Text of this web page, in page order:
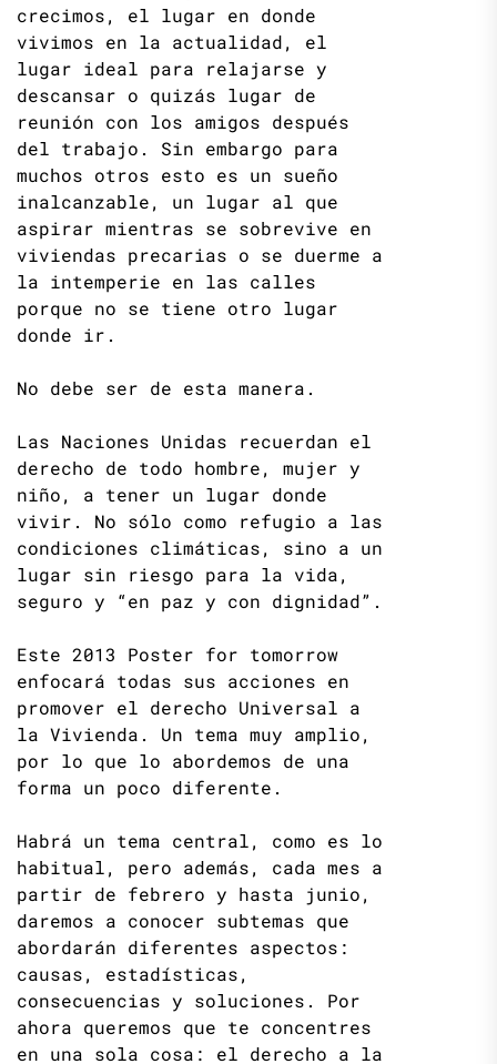
crecimos, el lugar en donde
vivimos en la actualidad, el
lugar ideal para relajarse y
descansar o quizás lugar de
reunión con los amigos después
del trabajo. Sin embargo para
muchos otros esto es un sueño
inalcanzable, un lugar al que
aspirar mientras se sobrevive en
viviendas precarias o se duerme a
la intemperie en las calles
porque no se tiene otro lugar
donde ir.
No debe ser de esta manera.
Las Naciones Unidas recuerdan el
derecho de todo hombre, mujer y
niño, a tener un lugar donde
vivir. No sólo como refugio a las
condiciones climáticas, sino a un
lugar sin riesgo para la vida,
seguro y “en paz y con dignidad”.
Este 2013 Poster for tomorrow
enfocará todas sus acciones en
promover el derecho Universal a
la Vivienda. Un tema muy amplio,
por lo que lo abordemos de una
forma un poco diferente.
Habrá un tema central, como es lo
habitual, pero además, cada mes a
partir de febrero y hasta junio,
daremos a conocer subtemas que
abordarán diferentes aspectos:
causas, estadísticas,
consecuencias y soluciones. Por
ahora queremos que te concentres
en una sola cosa: el derecho a la